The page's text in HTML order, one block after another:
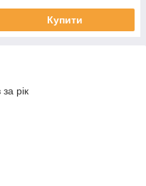
Купити
рік